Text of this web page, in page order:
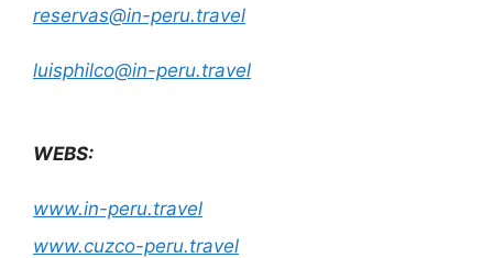
reservas@in-peru.travel
luisphilco@in-peru.travel
WEBS:
www.in-peru.travel
www.cuzco-peru.travel